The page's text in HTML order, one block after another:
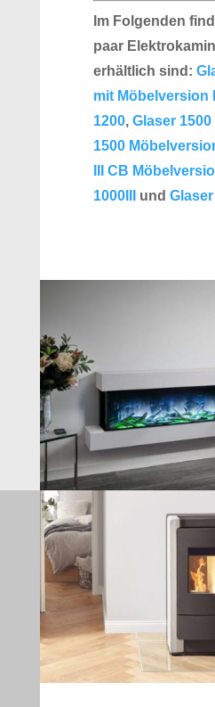
Im Folgenden
paar
erhältlich sind:
mit Möbelversion
1200, Glaser
1500
III CB
1000III
und Glaser